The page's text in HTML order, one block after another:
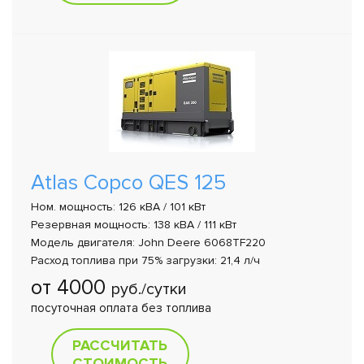
Atlas Copco QES 125
Ном. мощность: 126 кВА / 101 кВт
Резервная мощность: 138 кВА / 111 кВт
Модель двигателя: John Deere 6068TF220
Расход топлива при 75% загрузки: 21,4 л/ч
от 4000 руб./сутки
посуточная оплата без топлива
РАССЧИТАТЬ